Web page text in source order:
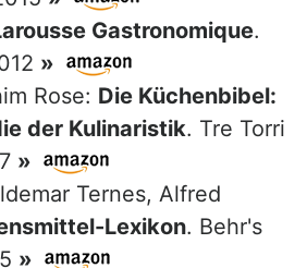
Gastronomique.
»
Rose: Die Küchenbibel:
der Kulinaristik. Tre Torri
»
Ternes, Alfred
Lexikon. Behr's
»